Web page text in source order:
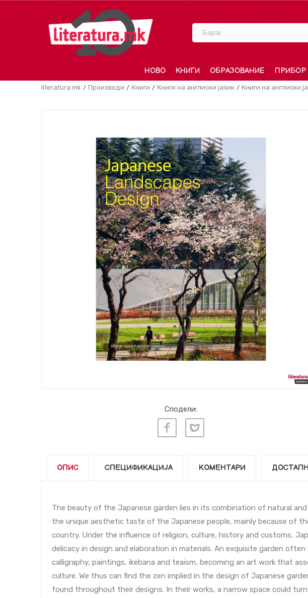
Барај
НОВО КНИГИ ОБРАЗОВАНИЕ ПРИБОР
literatura.mk Производи Книги Книги на англиски јазик Книги на англиски
Сподели:
ОПИС СПЕЦИФИКАЦИЈА КОМЕНТАРИ
The beauty of the Japanese garden lies in its combination of natural
the unique aesthetic taste of the Japanese people, mainly because of
country. Under the influence of religion, culture, history and customs,
delicacy in design and elaboration in materials. An exquisite garden
calligraphy, paintings, ikebana and teaism, becoming an art work that
culture. We thus can find the zen implied in the design of Japanese
found throughout their designs. In their works, a narrow space could